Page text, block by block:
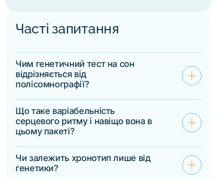
Часті запитання
Чим генетичний тест на сон
відрізняється від
полісомнографії?
параметри сну в конкретну ніч —
дихання, рухи, фази, насичення
киснем. Генетичний тест оцінює
генетичні особливості системи
регуляції сну: схильність до певного
хронотипу, індивідуальну потребу в
тривалості і глибині сну, генетичні
add
Що таке варіабельність
серцевого ритму і навіщо вона в
цьому пакеті?
автономної нервової системи
адаптуватися до навантажень і
відновлюватися після них. Генетичні
add
Чи залежить хронотип лише від
генетики?
add